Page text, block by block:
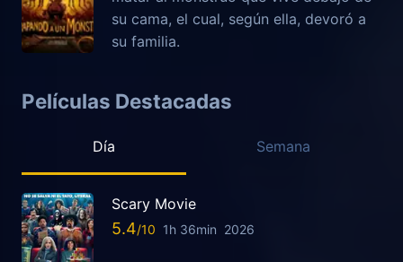
su cama, el cual, según ella, devoró a
su familia.
Películas Destacadas
Día Semana
Scary Movie
5.4 1h 36min 2026